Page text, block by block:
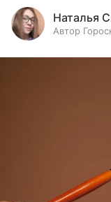
Наталья
Автор